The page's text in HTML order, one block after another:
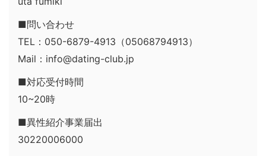
■問い合わせ
TEL：050-6879-4913（05068794913）
Mail：info@dating-club.jp
■対応受付時間
10~20時
■異性紹介事業届出
30220006000